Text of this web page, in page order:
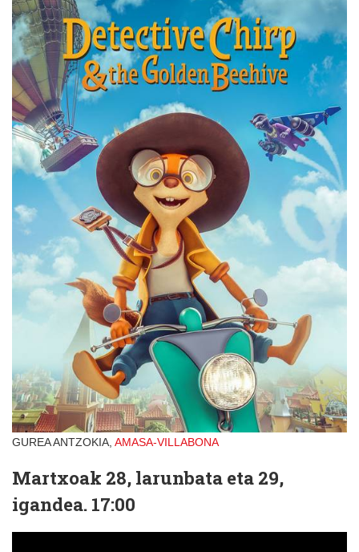
GUREA ANTZOKIA, AMASA-VILLABONA
Martxoak 28, larunbata eta 29,
igandea. 17:00